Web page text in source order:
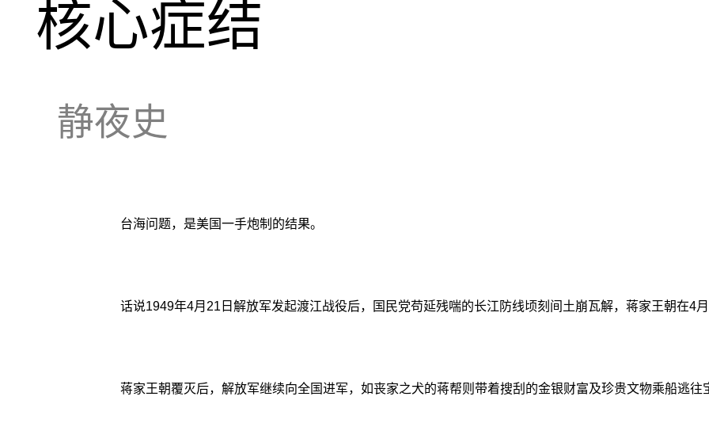
核心症结
静夜史
台海问题，是美国一手炮制的结果。
话说1949年4月21日解放军发起渡江战役后，国民党苟延残喘的长江防线顷刻间土崩瓦解，蒋家王朝在4
蒋家王朝覆灭后，解放军继续向全国进军，如丧家之犬的蒋帮则带着搜刮的金银财富及珍贵文物乘船逃往